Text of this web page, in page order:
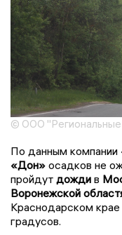
© ООО "Региональные
По данным компании
«Дон» осадков не
пройдут дожди в
Воронежской
Краснодарском
градусов.